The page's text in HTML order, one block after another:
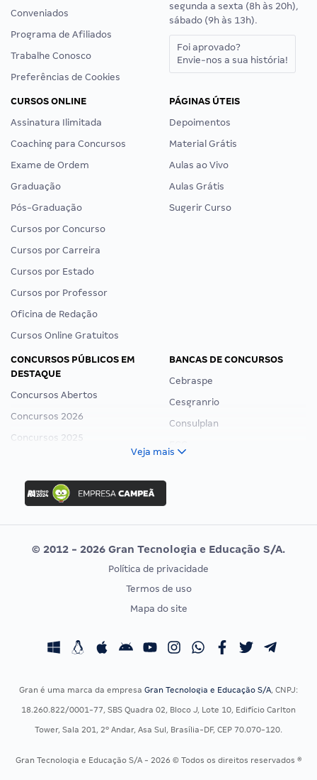
Conveniados
Programa de Afiliados
Trabalhe Conosco
Preferências de Cookies
segunda a sexta (8h às 20h),
sábado (9h às 13h).
Foi aprovado?
Envie-nos a sua história!
CURSOS ONLINE
Assinatura Ilimitada
Coaching para Concursos
Exame de Ordem
Graduação
Pós-Graduação
Cursos por Concurso
Cursos por Carreira
Cursos por Estado
Cursos por Professor
Oficina de Redação
Cursos Online Gratuitos
PÁGINAS ÚTEIS
Depoimentos
Material Grátis
Aulas ao Vivo
Aulas Grátis
Sugerir Curso
CONCURSOS PÚBLICOS EM
DESTAQUE
Concursos Abertos
Concursos 2026
Concursos 2025
Concurso Ibama
Concurso MPU
Editais publicados
BANCAS DE CONCURSOS
Cebraspe
Cesgranrio
Consulplan
Vunesp
CONCURSOS POR PROFISSÃO
Concursos Fiscais
Concursos Saúde
Residência Multiprofissional
EXAME DE ORDEM
Calendário OAB
Veja mais
© 2012 - 2026 Gran Tecnologia e Educação S/A.
Política de privacidade
Termos de uso
Mapa do site
Gran é uma marca da empresa Gran Tecnologia e Educação S/A, CNPJ:
18.260.822/0001-77, SBS Quadra 02, Bloco J, Lote 10, Edifício Carlton
Tower, Sala 201, 2º Andar, Asa Sul, Brasília-DF, CEP 70.070-120.
Gran Tecnologia e Educação S/A - 2026 © Todos os direitos reservados ®